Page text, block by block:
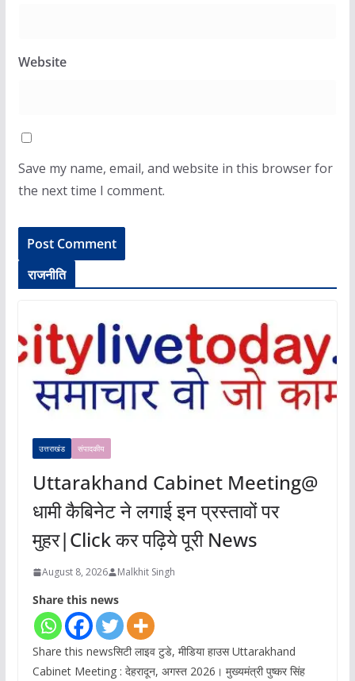
Website
Save my name, email, and website in this browser for
the next time I comment.
राजनीति
उत्तराखंड संपादकीय
Uttarakhand Cabinet Meeting@
धामी कैबिनेट ने लगाई इन प्रस्तावों पर
मुहर|Click कर पढ़िये पूरी News
August 8, 2026 Malkhit Singh
Share this news
Share this newsसिटी लाइव टुडे, मीडिया हाउस Uttarakhand
Cabinet Meeting : देहरादून, अगस्त 2026। मुख्यमंत्री पुष्कर सिंह